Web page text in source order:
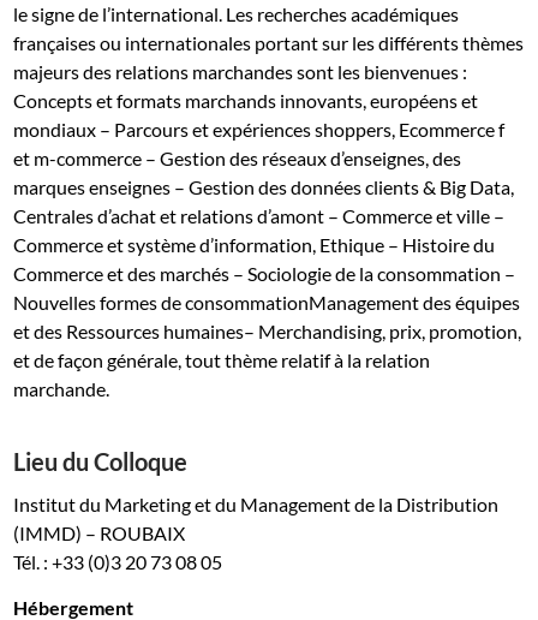
le signe de l’international. Les recherches académiques
françaises ou internationales portant sur les différents thèmes
majeurs des relations marchandes sont les bienvenues :
Concepts et formats marchands innovants, européens et
mondiaux – Parcours et expériences shoppers, Ecommerce f
et m-commerce – Gestion des réseaux d’enseignes, des
marques enseignes – Gestion des données clients & Big Data,
Centrales d’achat et relations d’amont – Commerce et ville –
Commerce et système d’information, Ethique – Histoire du
Commerce et des marchés – Sociologie de la consommation –
Nouvelles formes de consommationManagement des équipes
et des Ressources humaines– Merchandising, prix, promotion,
et de façon générale, tout thème relatif à la relation
marchande.
Lieu du Colloque
Institut du Marketing et du Management de la Distribution
(IMMD) – ROUBAIX
Tél. : +33 (0)3 20 73 08 05
Hébergement